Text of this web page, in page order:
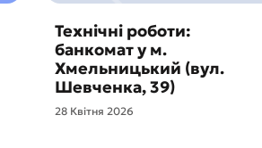
Технічні роботи:
банкомат у м.
Хмельницький (вул.
Шевченка, 39)
28 Квітня 2026